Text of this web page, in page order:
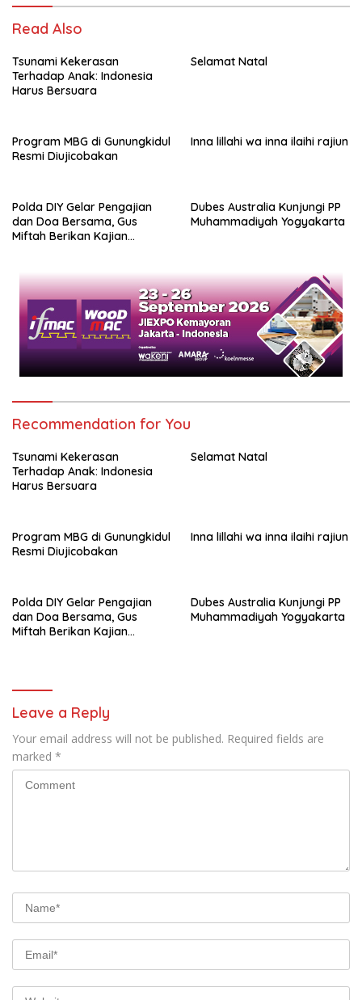
Read Also
Tsunami Kekerasan
Terhadap Anak: Indonesia
Harus Bersuara
Selamat Natal
Program MBG di Gunungkidul
Resmi Diujicobakan
Inna lillahi wa inna ilaihi rajiun
Polda DIY Gelar Pengajian
dan Doa Bersama, Gus
Miftah Berikan Kajian
Dubes Australia Kunjungi PP
Muhammadiyah Yogyakarta
Recommendation for You
Tsunami Kekerasan
Terhadap Anak: Indonesia
Harus Bersuara
Selamat Natal
Program MBG di Gunungkidul
Resmi Diujicobakan
Inna lillahi wa inna ilaihi rajiun
Polda DIY Gelar Pengajian
dan Doa Bersama, Gus
Miftah Berikan Kajian
Dubes Australia Kunjungi PP
Muhammadiyah Yogyakarta
Leave a Reply
Your email address will not be published. Required fields are
marked *